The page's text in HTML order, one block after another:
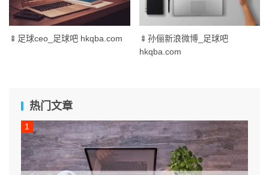
🍢足球ceo_足球吧 hkqba.com
🍢孙俪新浪微博_足球吧
hkqba.com
热门文章